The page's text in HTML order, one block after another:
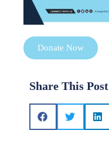
Donate Now
Share This Post